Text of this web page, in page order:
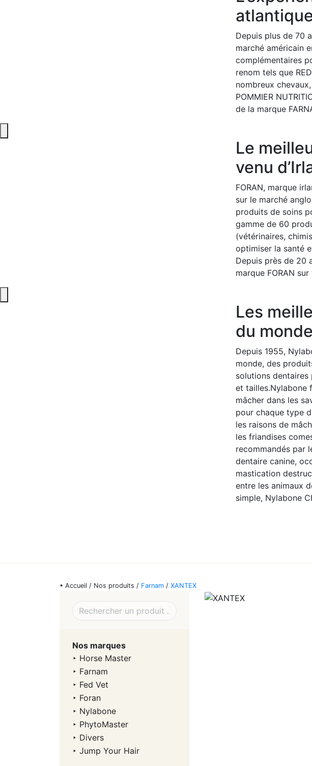
Depuis plus de 70
marché américain
complémentaires
renom tels que
nombreux
POMMIER
de la marque
Le
venu
FORAN, marque
sur le marché
produits de soins
gamme de 60
(vétérinaires,
optimiser la santé
Depuis près de 20
marque FORAN
Les
du monde
Depuis 1955,
monde, des
solutions dentaires
et tailles.Nylabone
mâcher dans les
pour chaque type
les raisons de
les friandises
recommandés par
dentaire canine,
mastication
entre les animaux
simple, Nylabone
• Accueil / Nos produits / Farnam / XANTEX
Nos marques
‣ Horse Master
‣ Farnam
‣ Fed Vet
‣ Foran
‣ Nylabone
‣ PhytoMaster
‣ Divers
‣ Jump Your Hair